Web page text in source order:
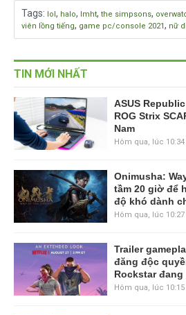
Tags: lol, halo, lmht, the simpsons,
viên lồng tiếng, game pc/console 2021, nữ
TIN MỚI NHẤT
ASUS
ROG Strix
Nam
Hôm qua, lúc 10:34
Onimusha:
tầm 20 giờ để
độ khó dành
Hôm qua, lúc 10:27
Trailer
đăng độc
Rockstar đang
Hôm qua, lúc 10:15